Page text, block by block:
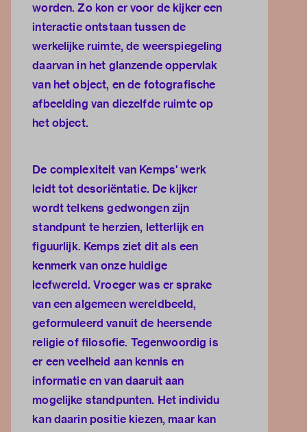
worden. Zo kon er voor de kijker een
interactie ontstaan tussen de
werkelijke ruimte, de weerspiegeling
daarvan in het glanzende oppervlak
van het object, en de fotografische
afbeelding van diezelfde ruimte op
het object.
De complexiteit van Kemps' werk
leidt tot desoriëntatie. De kijker
wordt telkens gedwongen zijn
standpunt te herzien, letterlijk en
figuurlijk. Kemps ziet dit als een
kenmerk van onze huidige
leefwereld. Vroeger was er sprake
van een algemeen wereldbeeld,
geformuleerd vanuit de heersende
religie of filosofie. Tegenwoordig is
er een veelheid aan kennis en
informatie en van daaruit aan
mogelijke standpunten. Het individu
kan daarin positie kiezen, maar kan